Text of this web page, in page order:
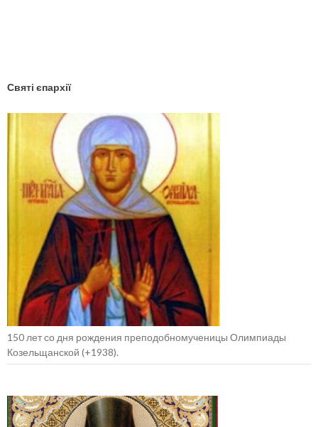
Святі єпархії
150 лет со дня рождения преподобномученицы Олимпиады
Козельщанской (+1938).